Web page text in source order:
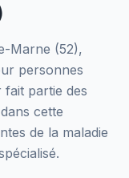
Marne (52),
personnes
fait partie des
cette
de la maladie